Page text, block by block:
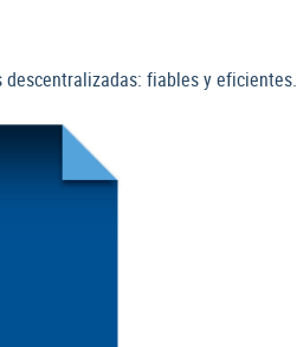
descentralizadas: fiables y eficientes.